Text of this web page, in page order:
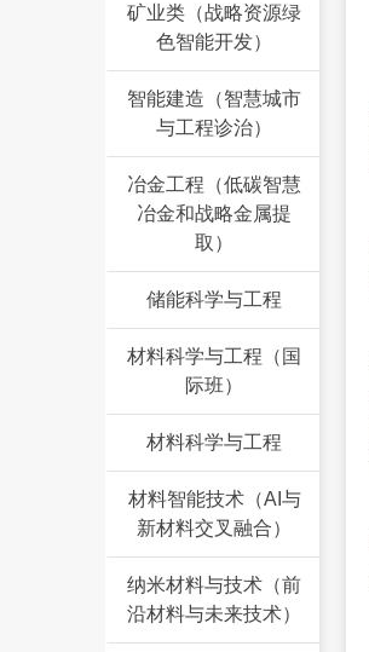
矿业类（战略资源绿
色智能开发）
智能建造（智慧城市
与工程诊治）
冶金工程（低碳智慧
冶金和战略金属提
取）
储能科学与工程
材料科学与工程（国
际班）
材料科学与工程
材料智能技术（AI与
新材料交叉融合）
纳米材料与技术（前
沿材料与未来技术）